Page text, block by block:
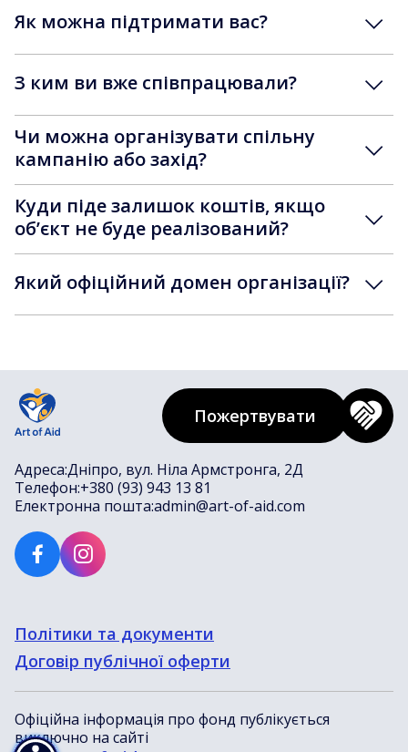
Як можна підтримати вас?
З ким ви вже співпрацювали?
Чи можна організувати спільну
кампанію або захід?
Куди піде залишок коштів, якщо
обʼєкт не буде реалізований?
Який офіційний домен організації?
Адреса:Дніпро, вул. Ніла Армстронга, 2Д
Телефон:+380 (93) 943 13 81
Електронна пошта:admin@art-of-aid.com
Пожертвувати
Політики та документи
Договір публічної оферти
Офіційна інформація про фонд публікується
виключно на сайті